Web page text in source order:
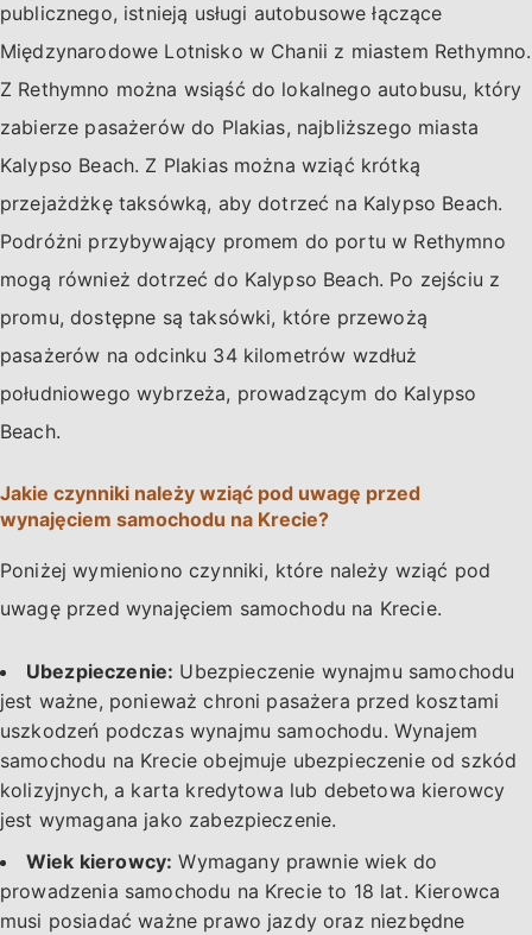
publicznego, istnieją usługi autobusowe łączące
Międzynarodowe Lotnisko w Chanii z miastem Rethymno.
Z Rethymno można wsiąść do lokalnego autobusu, który
zabierze pasażerów do Plakias, najbliższego miasta
Kalypso Beach. Z Plakias można wziąć krótką
przejażdżkę taksówką, aby dotrzeć na Kalypso Beach.
Podróżni przybywający promem do portu w Rethymno
mogą również dotrzeć do Kalypso Beach. Po zejściu z
promu, dostępne są taksówki, które przewożą
pasażerów na odcinku 34 kilometrów wzdłuż
południowego wybrzeża, prowadzącym do Kalypso
Beach.
Jakie czynniki należy wziąć pod uwagę przed
wynajęciem samochodu na Krecie?
Poniżej wymieniono czynniki, które należy wziąć pod
uwagę przed wynajęciem samochodu na Krecie.
Ubezpieczenie: Ubezpieczenie wynajmu samochodu
jest ważne, ponieważ chroni pasażera przed kosztami
uszkodzeń podczas wynajmu samochodu. Wynajem
samochodu na Krecie obejmuje ubezpieczenie od szkód
kolizyjnych, a karta kredytowa lub debetowa kierowcy
jest wymagana jako zabezpieczenie.
Wiek kierowcy: Wymagany prawnie wiek do
prowadzenia samochodu na Krecie to 18 lat. Kierowca
musi posiadać ważne prawo jazdy oraz niezbędne